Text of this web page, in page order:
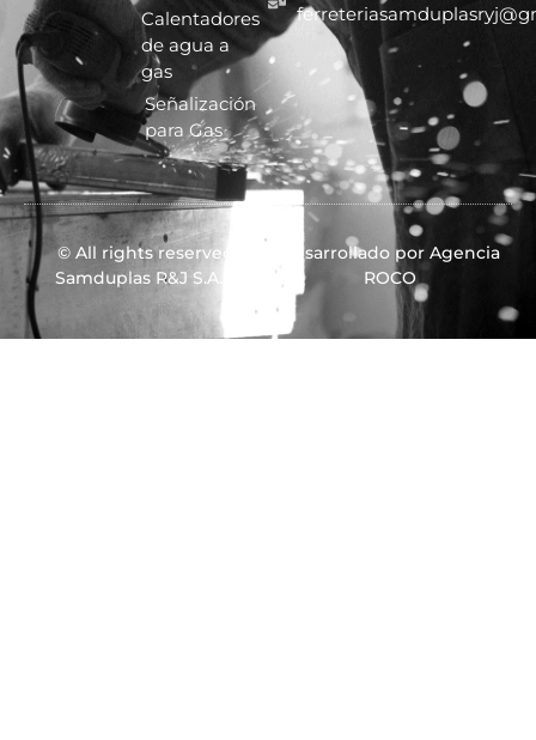
Calentadores
de agua a
gas
Señalización
para Gas
© All rights reserved
Samduplas R&J S.A.S.
Desarrollado por Agencia
ROCO